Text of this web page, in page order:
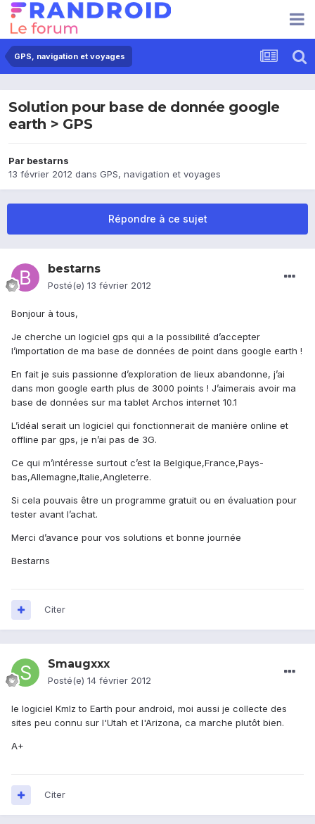
GPS, navigation et voyages
Solution pour base de donnée google
earth > GPS
Par bestarns
13 février 2012 dans GPS, navigation et voyages
Répondre à ce sujet
bestarns
Posté(e) 13 février 2012
Bonjour à tous,
Je cherche un logiciel gps qui a la possibilité d’accepter
l’importation de ma base de données de point dans google earth !
En fait je suis passionne d’exploration de lieux abandonne, j’ai
dans mon google earth plus de 3000 points ! J’aimerais avoir ma
base de données sur ma tablet Archos internet 10.1
L’idéal serait un logiciel qui fonctionnerait de manière online et
offline par gps, je n’ai pas de 3G.
Ce qui m’intéresse surtout c’est la Belgique,France,Pays-
bas,Allemagne,Italie,Angleterre.
Si cela pouvais être un programme gratuit ou en évaluation pour
tester avant l’achat.
Merci d’avance pour vos solutions et bonne journée
Bestarns
Citer
Smaugxxx
Posté(e) 14 février 2012
le logiciel Kmlz to Earth pour android, moi aussi je collecte des
sites peu connu sur l'Utah et l'Arizona, ca marche plutôt bien.
A+
Citer